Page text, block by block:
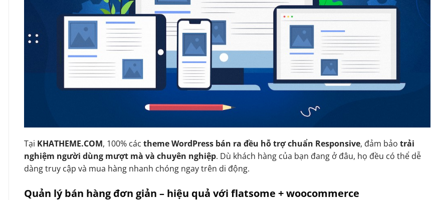
Tại KHATHEME.COM, 100% các theme WordPress bán ra đều hỗ trợ chuẩn Responsive, đảm bảo trải
nghiệm người dùng mượt mà và chuyên nghiệp. Dù khách hàng của bạn đang ở đâu, họ đều có thể dễ
dàng truy cập và mua hàng nhanh chóng ngay trên di động.
Quản lý bán hàng đơn giản – hiệu quả với flatsome + woocommerce